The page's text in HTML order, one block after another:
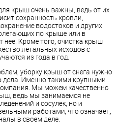
крыш очень важны, ведь от их
сохранность кровли,
водостоков и других
по крыше или в
нее. Кроме того, очистка крыш
летальных исходов с
из года в год.
уборку крыш от снега нужно
дела. Именно такими крупными
Мы можем качественно
ведь мы занимаемся не
и сосулек, но и
работами, что означает,
в своем деле.